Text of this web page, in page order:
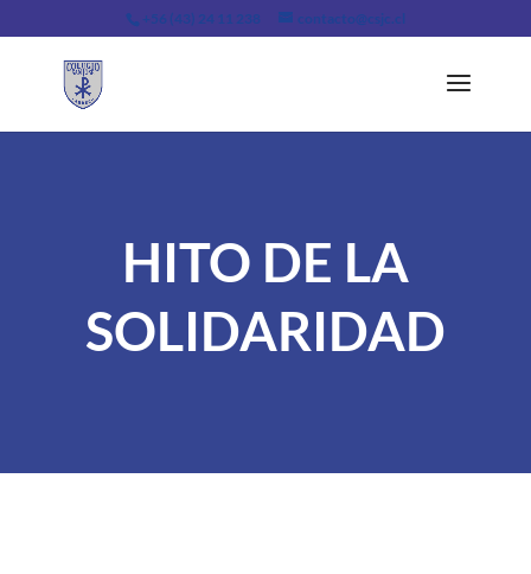
+56 (43) 24 11 238 contacto@csjc.cl
HITO DE LA
SOLIDARIDAD